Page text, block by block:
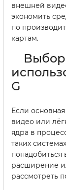
внешней
экономить
по
картам.
G
Если
видео или
ядра в
таких
понадобиться
расширение
рассмотреть